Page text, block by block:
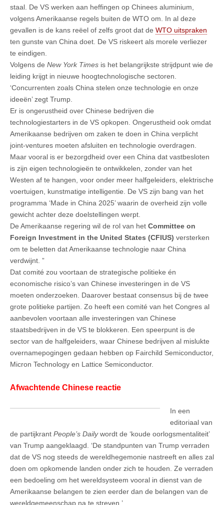
staal. De VS werken aan heffingen op Chinees aluminium,
volgens Amerikaanse regels buiten de WTO om. In al deze
gevallen is de kans reëel of zelfs groot dat de WTO uitspraken
ten gunste van China doet. De VS riskeert als morele verliezer
te eindigen.
Volgens de New York Times is het belangrijkste strijdpunt wie de
leiding krijgt in nieuwe hoogtechnologische sectoren.
‘Concurrenten zoals China stelen onze technologie en onze
ideeën’ zegt Trump.
Er is ongerustheid over Chinese bedrijven die
technologiestarters in de VS opkopen. Ongerustheid ook omdat
Amerikaanse bedrijven om zaken te doen in China verplicht
joint-ventures moeten afsluiten en technologie overdragen.
Maar vooral is er bezorgdheid over een China dat vastbesloten
is zijn eigen technologieën te ontwikkelen, zonder van het
Westen af te hangen, voor onder meer halfgeleiders, elektrische
voertuigen, kunstmatige intelligentie. De VS zijn bang van het
programma ‘Made in China 2025’ waarin de overheid zijn volle
gewicht achter deze doelstellingen werpt.
De Amerikaanse regering wil de rol van het Committee on
Foreign Investment in the United States (CFIUS) versterken
om te beletten dat Amerikaanse technologie naar China
verdwijnt. ”
Dat comité zou voortaan de strategische politieke én
economische risico’s van Chinese investeringen in de VS
moeten onderzoeken. Daarover bestaat consensus bij de twee
grote politieke partijen. Zo heeft een comité van het Congres al
aanbevolen voortaan alle investeringen van Chinese
staatsbedrijven in de VS te blokkeren. Een speerpunt is de
sector van de halfgeleiders, waar Chinese bedrijven al mislukte
overnamepogingen gedaan hebben op Fairchild Semiconductor,
Micron Technology en Lattice Semiconductor.
Afwachtende Chinese reactie
In een
editoriaal van
de partijkrant People’s Dailywordt de ‘koude oorlogsmentaliteit’
van Trump aangeklaagd. ‘De standpunten van Trump verraden
dat de VS nog steeds de wereldhegemonie nastreeft en alles zal
doen om opkomende landen onder zich te houden. Ze verraden
een bedoeling om het wereldsysteem vooral in dienst van de
Amerikaanse belangen te zien eerder dan de belangen van de
wereldgemeenschap na te streven.’